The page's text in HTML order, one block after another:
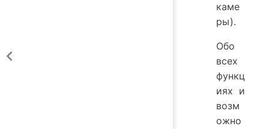
каме
ры).
Обо
всех
функц
иях и
возм
ожно